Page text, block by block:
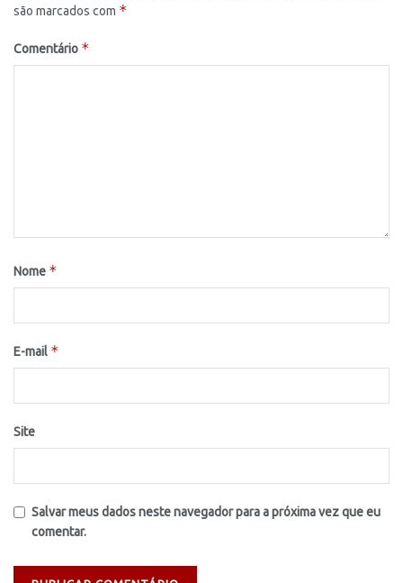
são marcados com *
Comentário *
Nome *
E-mail *
Site
Salvar meus dados neste navegador para a próxima vez que eu
comentar.